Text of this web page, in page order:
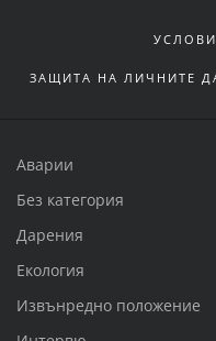
ЗАЩИТА НА ЛИЧНИТЕ
Аварии
Без категория
Дарения
Екология
Извънредно положение